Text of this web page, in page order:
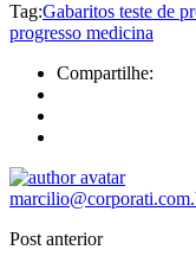
Tag:Gabaritos teste de
progresso medicina
Compartilhe:
Post anterior